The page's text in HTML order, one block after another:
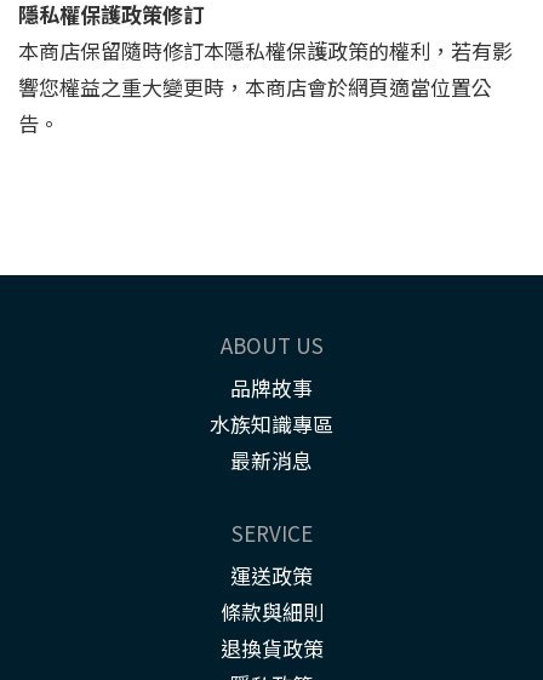
隱私權保護政策修訂
本商店保留隨時修訂本隱私權保護政策的權利，若有影
響您權益之重大變更時，本商店會於網頁適當位置公
告。
ABOUT US
品牌故事
水族知識專區
最新消息
SERVICE
運送政策
條款與細則
退換貨政策